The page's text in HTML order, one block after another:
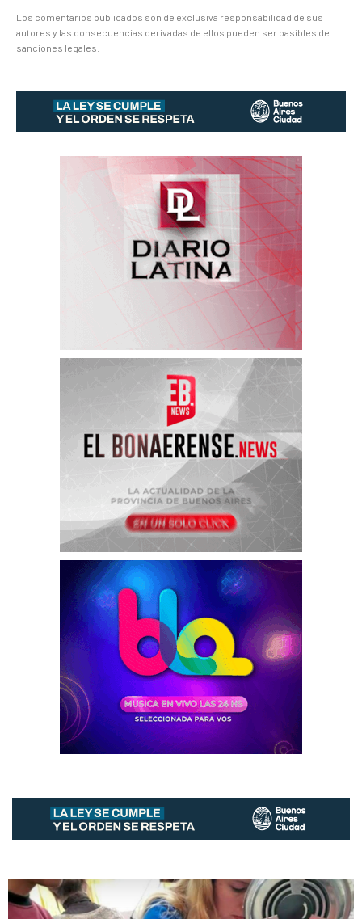
Los comentarios publicados son de exclusiva responsabilidad de sus
autores y las consecuencias derivadas de ellos pueden ser pasibles de
sanciones legales.